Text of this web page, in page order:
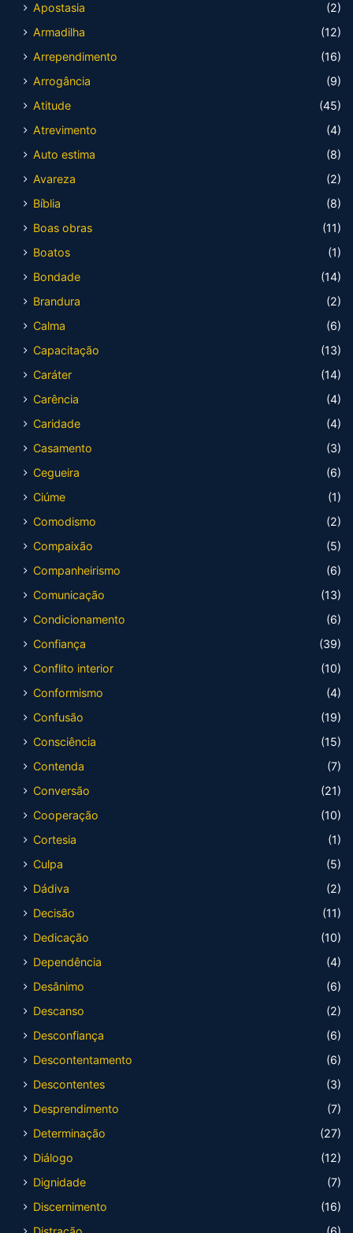
Apostasia
(2)
Armadilha
(12)
Arrependimento
(16)
Arrogância
(9)
Atitude
(45)
Atrevimento
(4)
Auto estima
(8)
Avareza
(2)
Bíblia
(8)
Boas obras
(11)
Boatos
(1)
Bondade
(14)
Brandura
(2)
Calma
(6)
Capacitação
(13)
Caráter
(14)
Carência
(4)
Caridade
(4)
Casamento
(3)
Cegueira
(6)
Ciúme
(1)
Comodismo
(2)
Compaixão
(5)
Companheirismo
(6)
Comunicação
(13)
Condicionamento
(6)
Confiança
(39)
Conflito interior
(10)
Conformismo
(4)
Confusão
(19)
Consciência
(15)
Contenda
(7)
Conversão
(21)
Cooperação
(10)
Cortesia
(1)
Culpa
(5)
Dádiva
(2)
Decisão
(11)
Dedicação
(10)
Dependência
(4)
Desânimo
(6)
Descanso
(2)
Desconfiança
(6)
Descontentamento
(6)
Descontentes
(3)
Desprendimento
(7)
Determinação
(27)
Diálogo
(12)
Dignidade
(7)
Discernimento
(16)